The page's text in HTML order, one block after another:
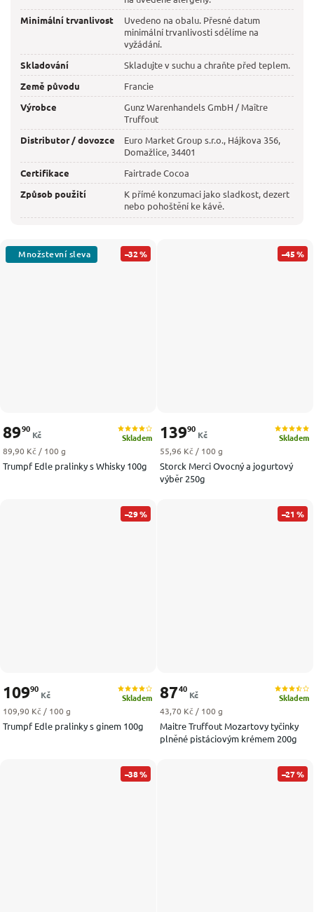
Minimální trvanlivost
Uvedeno na obalu. Přesné datum
minimální trvanlivosti sdělíme na
vyžádání.
Skladování
Skladujte v suchu a chraňte před teplem.
Země původu
Francie
Výrobce
Gunz Warenhandels GmbH / Maître
Truffout
Distributor / dovozce
Euro Market Group s.r.o., Hájkova 356,
Domažlice, 34401
Certifikace
Fairtrade Cocoa
Způsob použití
K přímé konzumaci jako sladkost, dezert
nebo pohoštění ke kávě.
–32 %
Trumpf Edle pralinky s Whisky 100g
Skladem
8990
Kč
Měrná cena:
89,90 Kč / 100 g
–45 %
Storck Merci Ovocný a jogurtový
výběr 250g
Skladem
13990
Kč
Měrná cena:
55,96 Kč / 100 g
–29 %
Trumpf Edle pralinky s ginem 100g
Skladem
10990
Kč
Měrná cena:
109,90 Kč / 100 g
–21 %
Maitre Truffout Mozartovy tyčinky
plněné pistáciovým krémem 200g
Skladem
8740
Kč
Měrná cena:
43,70 Kč / 100 g
–38 % –27 %